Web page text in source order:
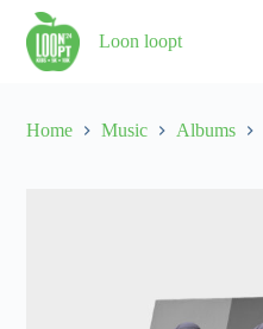
S
k
o
Loon loopt
Home Music Albums